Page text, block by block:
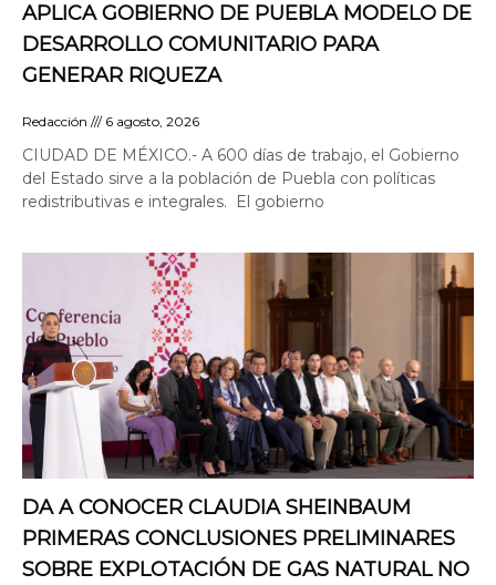
APLICA GOBIERNO DE PUEBLA MODELO DE
DESARROLLO COMUNITARIO PARA
GENERAR RIQUEZA
Redacción 6 agosto, 2026
CIUDAD DE MÉXICO.- A 600 días de trabajo, el Gobierno
del Estado sirve a la población de Puebla con políticas
redistributivas e integrales. El gobierno
DA A CONOCER CLAUDIA SHEINBAUM
PRIMERAS CONCLUSIONES PRELIMINARES
SOBRE EXPLOTACIÓN DE GAS NATURAL NO